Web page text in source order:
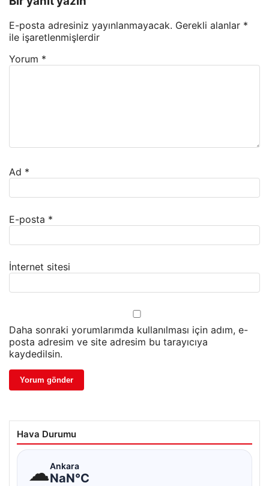
E-posta adresiniz yayınlanmayacak. Gerekli alanlar *
ile işaretlenmişlerdir
Yorum *
Ad *
E-posta *
İnternet sitesi
Daha sonraki yorumlarımda kullanılması için adım, e-
posta adresim ve site adresim bu tarayıcıya
kaydedilsin.
Hava Durumu
☁Ankara
NaN°C